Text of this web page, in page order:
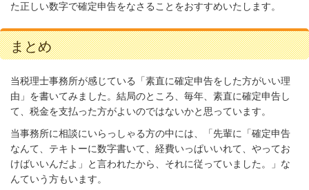
た正しい数字で確定申告をなさることをおすすめいたします。
まとめ
当税理士事務所が感じている「素直に確定申告をした方がいい理
由」を書いてみました。結局のところ、毎年、素直に確定申告し
て、税金を支払った方がよいのではないかと思っています。
当事務所に相談にいらっしゃる方の中には、「先輩に「確定申告
なんて、テキトーに数字書いて、経費いっぱいいれて、やってお
けばいいんだよ」と言われたから、それに従っていました。」な
んていう方もいます。